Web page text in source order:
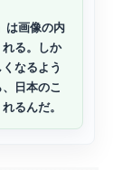
は画像の内
る。しか
なるよう
日本のこ
るんだ。